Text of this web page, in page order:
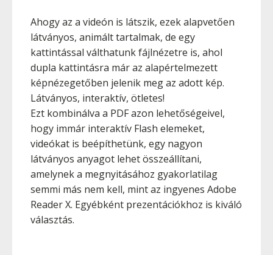
Ahogy az a videón is látszik, ezek alapvetően
látványos, animált tartalmak, de egy
kattintással válthatunk fájlnézetre is, ahol
dupla kattintásra már az alapértelmezett
képnézegetőben jelenik meg az adott kép.
Látványos, interaktív, ötletes!
Ezt kombinálva a PDF azon lehetőségeivel,
hogy immár interaktív Flash elemeket,
videókat is beépíthetünk, egy nagyon
látványos anyagot lehet összeállítani,
amelynek a megnyitásához gyakorlatilag
semmi más nem kell, mint az ingyenes Adobe
Reader X. Egyébként prezentációkhoz is kiváló
választás.